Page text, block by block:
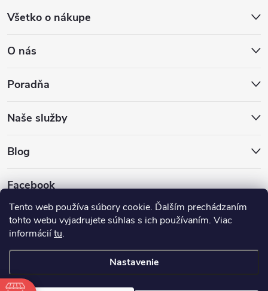
Tento web používa súbory cookie. Ďalším prechádzaním
tohto webu vyjadrujete súhlas s ich používaním. Viac
informáciítu.
Nastavenie
Všetko o nákupe
O nás
Poradňa
Naše služby
Blog
Facebook